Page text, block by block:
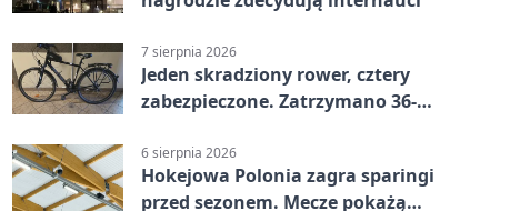
7 sierpnia 2026
Jeden skradziony rower, cztery
zabezpieczone. Zatrzymano 36-
6 sierpnia 2026
Hokejowa Polonia zagra sparingi
przed sezonem. Mecze pokażą